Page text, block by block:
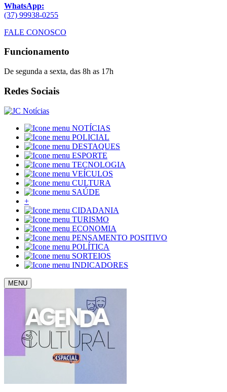
WhatsApp:
(37) 99938-0255
FALE CONOSCO
Funcionamento
De segunda a sexta, das 8h as 17h
Redes Sociais
NOTÍCIAS
POLICIAL
DESTAQUES
ESPORTE
TECNOLOGIA
VEÍCULOS
CULTURA
SAÚDE
+
CIDADANIA
TURISMO
ECONOMIA
PENSAMENTO POSITIVO
POLÍTICA
SORTEIOS
INDICADORES
MENU